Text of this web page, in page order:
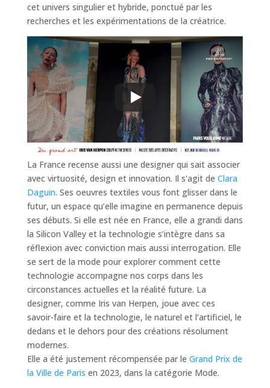
cet univers singulier et hybride, ponctué par les
recherches et les expérimentations de la créatrice.
La France recense aussi une designer qui sait associer
avec virtuosité, design et innovation. Il s'agit de Clara
Daguin. Ses oeuvres textiles vous font glisser dans le
futur, un espace qu’elle imagine en permanence depuis
ses débuts. Si elle est née en France, elle a grandi dans
la Silicon Valley et la technologie s’intègre dans sa
réflexion avec conviction mais aussi interrogation. Elle
se sert de la mode pour explorer comment cette
technologie accompagne nos corps dans les
circonstances actuelles et la réalité future. La
designer, comme Iris van Herpen, joue avec ces
savoir-faire et la technologie, le naturel et l’artificiel, le
dedans et le dehors pour des créations résolument
modernes.
Elle a été justement récompensée par le Grand Prix de
la Ville de Paris en 2023, dans la catégorie Mode.